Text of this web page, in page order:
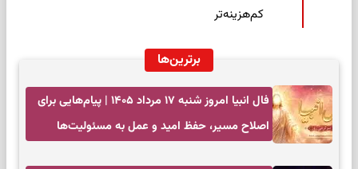
کم‌هزینه‌تر
برترین‌ها
فال انبیا امروز شنبه ۱۷ مرداد ۱۴۰۵ | پیام‌هایی برای
اصلاح مسیر، حفظ امید و عمل به مسئولیت‌ها